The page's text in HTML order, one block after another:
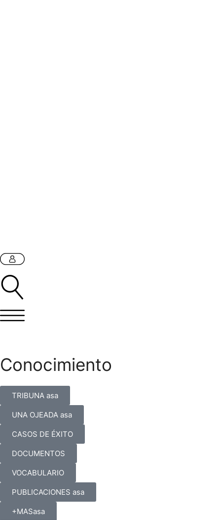
Conocimiento
TRIBUNA asa
UNA OJEADA asa
CASOS DE ÉXITO
DOCUMENTOS
VOCABULARIO
PUBLICACIONES asa
+MASasa